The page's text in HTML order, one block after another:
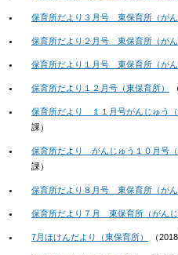
保育所だより３月号 東保育所（がん
保育所だより２月号 東保育所（がん
保育所だより１月号 東保育所（がん
保育所だより１２月号（東保育所）
保育所だより １１月号がんじゅう（
課）
保育所だより がんじゅう１０月号（
課）
保育所だより８月号 東保育所（がん
保育所だより７月 東保育所（がんじ
7月ほけんだより（東保育所） （